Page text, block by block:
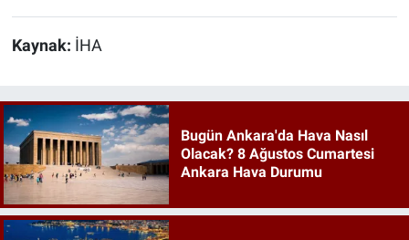
Kaynak: İHA
Bugün Ankara'da Hava Nasıl
Olacak? 8 Ağustos Cumartesi
Ankara Hava Durumu